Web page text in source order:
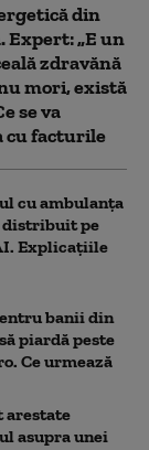
din
Expert: „E un
zdravănă
mori, există
se va
cu facturile
cu ambulanța
distribuit pe
Explicațiile
banii din
piardă peste
Ce urmează
arestate
asupra unei